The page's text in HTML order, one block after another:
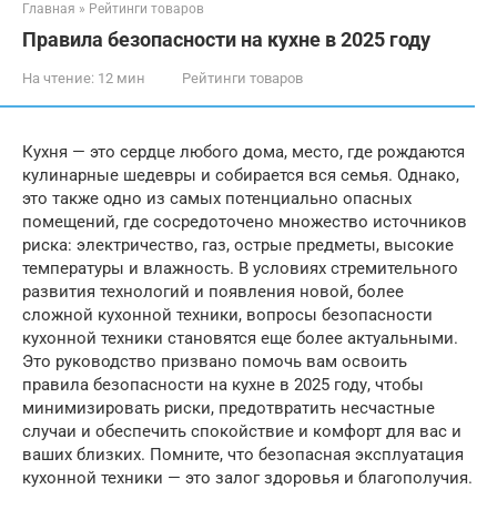
Главная » Рейтинги товаров
Правила безопасности на кухне в 2025 году
На чтение: 12 мин Рейтинги товаров
Кухня — это сердце любого дома, место, где рождаются
кулинарные шедевры и собирается вся семья. Однако,
это также одно из самых потенциально опасных
помещений, где сосредоточено множество источников
риска: электричество, газ, острые предметы, высокие
температуры и влажность. В условиях стремительного
развития технологий и появления новой, более
сложной кухонной техники, вопросы безопасности
кухонной техники становятся еще более актуальными.
Это руководство призвано помочь вам освоить
правила безопасности на кухне в 2025 году, чтобы
минимизировать риски, предотвратить несчастные
случаи и обеспечить спокойствие и комфорт для вас и
ваших близких. Помните, что безопасная эксплуатация
кухонной техники — это залог здоровья и благополучия.